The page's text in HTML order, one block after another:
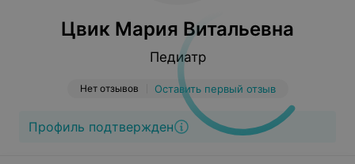
Цвик Мария Витальевна
Педиатр
Нет отзывов Оставить первый отзыв
Профиль подтвержден